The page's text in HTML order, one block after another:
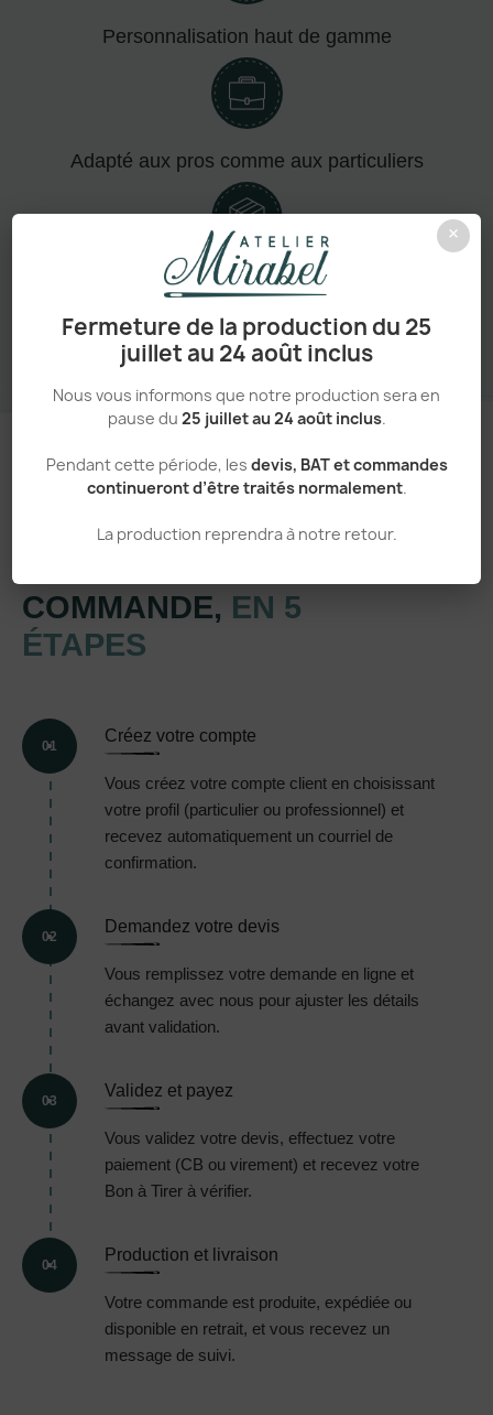
×
Fermeture de la production du 25
juillet au 24 août inclus
Nous vous informons que notre production sera en
pause du 25 juillet au 24 août inclus.
Pendant cette période, les devis, BAT et commandes
continueront d’être traités normalement.
La production reprendra à notre retour.
Personnalisation haut de gamme
Adapté aux pros comme aux particuliers
Sans minimum de commande
COMMANDE, EN 5
ÉTAPES
01
Créez votre compte
Vous créez votre compte client en choisissant
votre profil (particulier ou professionnel) et
recevez automatiquement un courriel de
confirmation.
02
Demandez votre devis
Vous remplissez votre demande en ligne et
échangez avec nous pour ajuster les détails
avant validation.
03
Validez et payez
Vous validez votre devis, effectuez votre
paiement (CB ou virement) et recevez votre
Bon à Tirer à vérifier.
04
Production et livraison
Votre commande est produite, expédiée ou
disponible en retrait, et vous recevez un
message de suivi.